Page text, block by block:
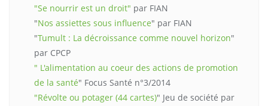
"Se nourrir est un droit" par FIAN
"Nos assiettes sous influence" par FIAN
"Tumult : La décroissance comme nouvel horizon"
par CPCP
" L'alimentation au coeur des actions de promotion
de la santé" Focus Santé n°3/2014
"Révolte ou potager (44 cartes)" Jeu de société par